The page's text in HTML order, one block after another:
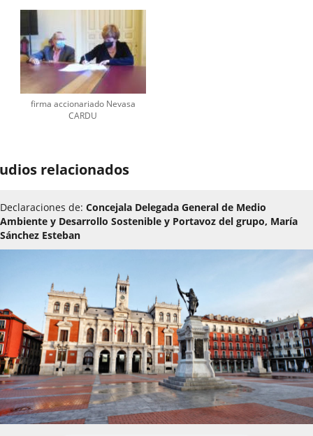
firma accionariado Nevasa
CARDU
relacionados
Declaraciones de: Concejala Delegada General de Medio
Ambiente y Desarrollo Sostenible y Portavoz del grupo, María
Sánchez Esteban